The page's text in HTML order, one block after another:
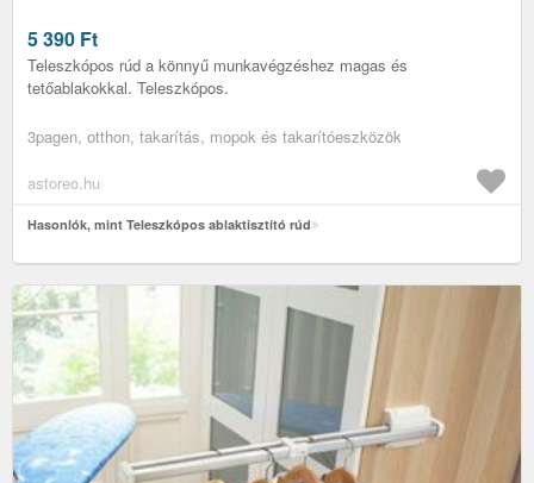
5 390 Ft
Teleszkópos rúd a könnyű munkavégzéshez magas és
tetőablakokkal. Teleszkópos.
3pagen, otthon, takarítás, mopok és takarítóeszközök
astoreo.hu
Hasonlók, mint Teleszkópos ablaktisztító rúd